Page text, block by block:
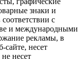
знаки и
с
и международными
рекламы, в
сайте, несет
несет